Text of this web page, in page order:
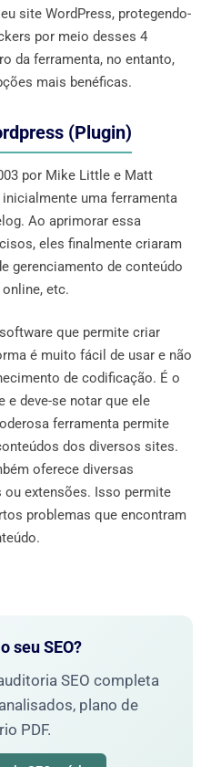
site WordPress, protegendo-
por meio desses 4
da ferramenta, no entanto,
mais benéficas.
(Plugin)
por Mike Little e Matt
uma ferramenta
Ao aprimorar essa
eles finalmente criaram
gerenciamento de conteúdo
etc.
que permite criar
é muito fácil de usar e não
de codificação. É o
e deve-se notar que ele
ferramenta permite
dos diversos sites.
oferece diversas
extensões. Isso permite
problemas que encontram
seu SEO?
SEO completa
plano de
PDF.